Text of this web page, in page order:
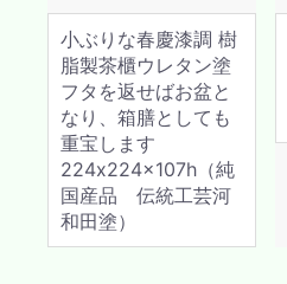
小ぶりな春慶漆調 樹
脂製茶櫃ウレタン塗
フタを返せばお盆と
なり、箱膳としても
重宝します
224x224x107h（純
国産品 伝統工芸河
和田塗）